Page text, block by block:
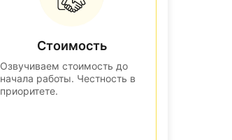
Стоимость
Озвучиваем стоимость до
начала работы. Честность в
приоритете.